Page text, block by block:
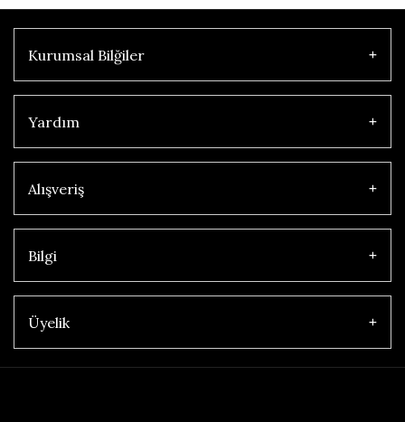
Kurumsal Bilğiler
Yardım
Alışveriş
Bilgi
Üyelik